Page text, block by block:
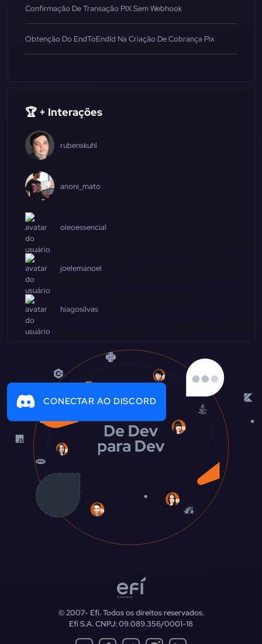
Confirmação De Transação PIX Sem Webhook
Obtenção Do EndToEndId Na Criação De Cobrança Pix
🏆 + Interações
rubenskuhl
anoni_mato
oleoessencial
joelemanoel
hiagosilvas
CONECTAR AO DISCORD
© 2007-Efí. Todos os direitos reservados.
Efí S.A. CNPJ: 09.089.356/0001-18